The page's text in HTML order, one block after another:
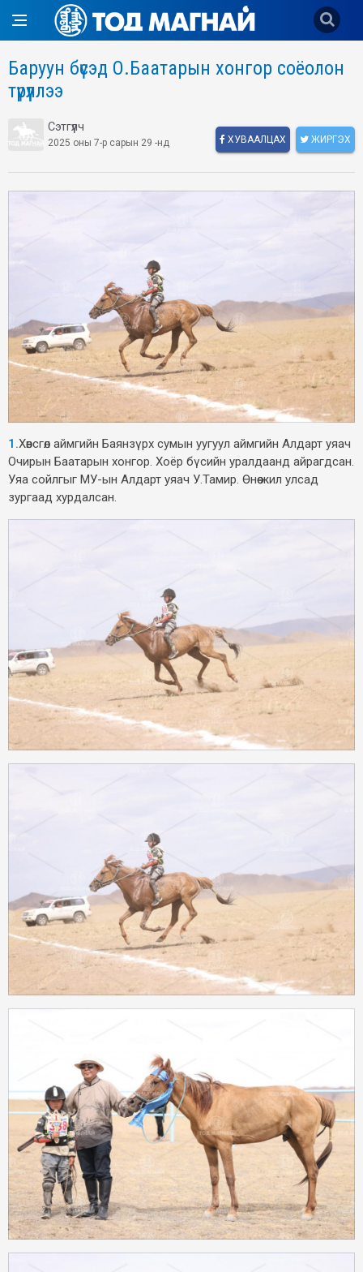
Баруун бүсэд О.Баатарын хонгор соёолон
түрүүллээ
Сэтгүүлч
2025 оны 7-р сарын 29 -нд ХУВААЛЦАХ ЖИРГЭХ
1.Хөвсгөл аймгийн Баянзүрх сумын уугуул аймгийн Алдарт уяач
Очирын Баатарын хонгор. Хоёр бүсийн уралдаанд айрагдсан.
Уяа сойлгыг МУ-ын Алдарт уяач У.Тамир. Өнөө жил улсад
зургаад хурдалсан.